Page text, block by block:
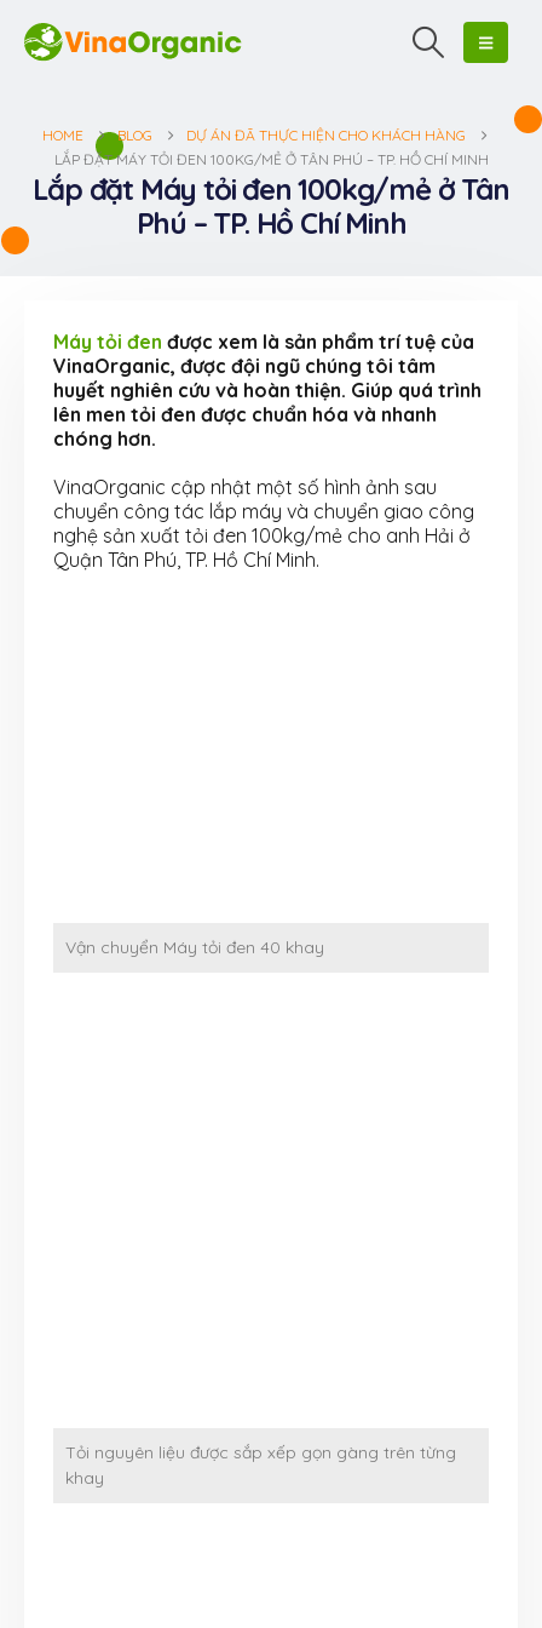
HOME BLOG
DỰ ÁN ĐÃ THỰC HIỆN CHO KHÁCH HÀNG
LẮP ĐẶT MÁY TỎI ĐEN 100KG/MẺ Ở TÂN PHÚ – TP. HỒ CHÍ MINH
Lắp đặt Máy tỏi đen 100kg/mẻ ở Tân
Phú – TP. Hồ Chí Minh
Máy tỏi đen được xem là sản phẩm trí tuệ của
VinaOrganic, được đội ngũ chúng tôi tâm
huyết nghiên cứu và hoàn thiện. Giúp quá trình
lên men tỏi đen được chuẩn hóa và nhanh
chóng hơn.
VinaOrganic cập nhật một số hình ảnh sau
chuyển công tác lắp máy và chuyển giao công
nghệ sản xuất tỏi đen 100kg/mẻ cho anh Hải ở
Quận Tân Phú, TP. Hồ Chí Minh.
Vận chuyển Máy tỏi đen 40 khay
Tỏi nguyên liệu được sắp xếp gọn gàng trên từng
khay